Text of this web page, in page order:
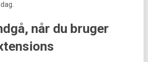
når du bruger